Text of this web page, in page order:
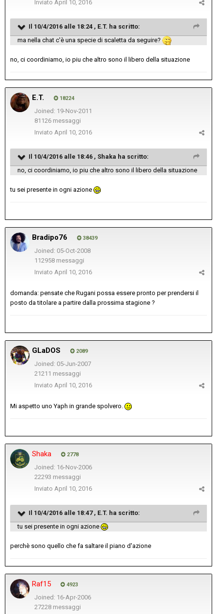
Inviato April 10, 2016
Il 10/4/2016 alle 18:24 , E.T. ha scritto:
ma nella chat c'è una specie di scaletta da seguire?
no, ci coordiniamo, io piu che altro sono il libero della situazione
E.T. 18224
Joined: 19-Nov-2011
81126 messaggi
Inviato April 10, 2016
Il 10/4/2016 alle 18:46 , Shaka ha scritto:
no, ci coordiniamo, io piu che altro sono il libero della situazione
tu sei presente in ogni azione
Bradipo76 38439
Joined: 05-Oct-2008
112958 messaggi
Inviato April 10, 2016
domanda: pensate che Rugani possa essere pronto per prendersi il
posto da titolare a partire dalla prossima stagione ?
GLaDOS 2089
Joined: 05-Jun-2007
21211 messaggi
Inviato April 10, 2016
Mi aspetto uno Yaph in grande spolvero.
Shaka 2778
Joined: 16-Nov-2006
22293 messaggi
Inviato April 10, 2016
Il 10/4/2016 alle 18:47 , E.T. ha scritto:
tu sei presente in ogni azione
perchè sono quello che fa saltare il piano d'azione
Raf15 4923
Joined: 16-Apr-2006
27228 messaggi